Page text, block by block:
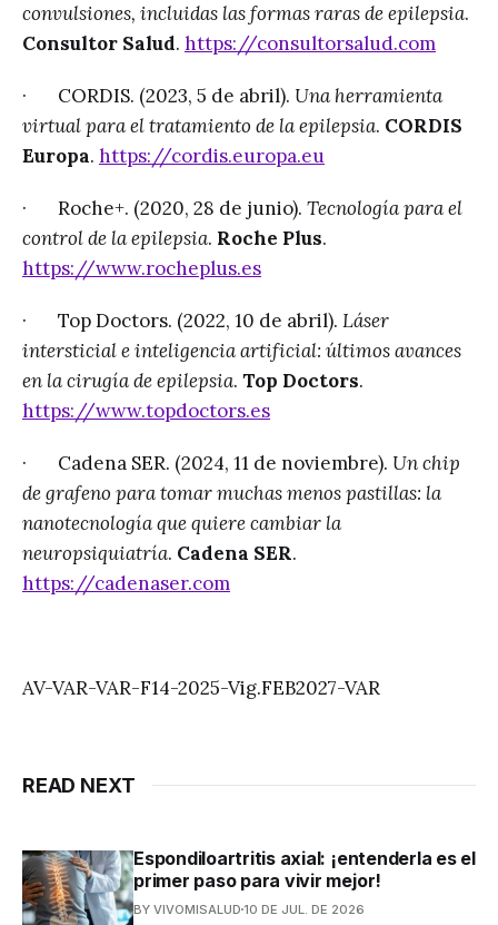
convulsiones, incluidas las formas raras de epilepsia.
Consultor Salud. https://consultorsalud.com
· CORDIS. (2023, 5 de abril). Una herramienta
virtual para el tratamiento de la epilepsia. CORDIS
Europa. https://cordis.europa.eu
· Roche+. (2020, 28 de junio). Tecnología para el
control de la epilepsia. Roche Plus.
https://www.rocheplus.es
· Top Doctors. (2022, 10 de abril). Láser
intersticial e inteligencia artificial: últimos avances
en la cirugía de epilepsia. Top Doctors.
https://www.topdoctors.es
· Cadena SER. (2024, 11 de noviembre). Un chip
de grafeno para tomar muchas menos pastillas: la
nanotecnología que quiere cambiar la
neuropsiquiatría. Cadena SER.
https://cadenaser.com
AV-VAR-VAR-F14-2025-Vig.FEB2027-VAR
READ NEXT
Espondiloartritis axial: ¡entenderla es el
primer paso para vivir mejor!
BY VIVOMISALUD 10 DE JUL. DE 2026